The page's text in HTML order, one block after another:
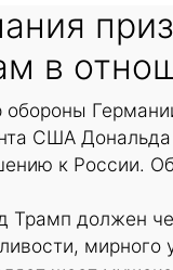
в
США
к России.
Трамп должен
мирного